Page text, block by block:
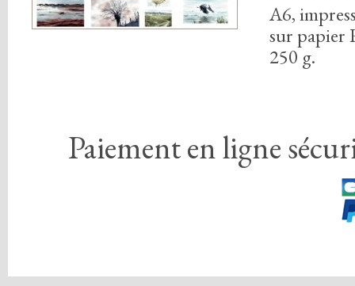
A6,
sur papier
250g.
Paiement en ligne